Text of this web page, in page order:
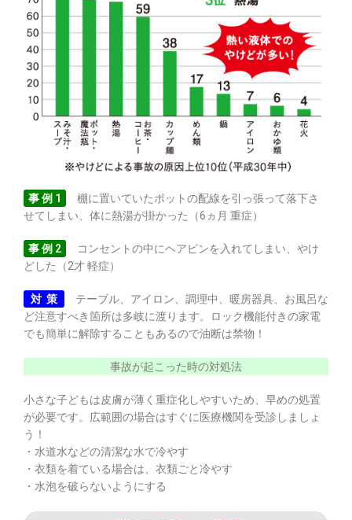
事 例 1
棚に置いていたポットの配線を引っ張って落下さ
せてしまい、体に熱湯が掛かった（6ヵ月 重症）
事 例 2
コンセントの中にヘアピンを入れてしまい、やけ
どした（2才 軽症）
対 策
テーブル、アイロン、調理中、暖房器具、お風呂な
ど注意すべき箇所は多岐に渡ります。ロック機能付きの家電
でも簡単に解除することもあるので油断は禁物！
事故が起こった時の対処法
小さな子どもは皮膚が薄く重症化しやすいため、早めの処置
が必要です。広範囲の場合はすぐに医療機関を受診しましょ
う！
・水道水などの清潔な水で冷やす
・衣類を着ている場合は、衣類ごと冷やす
・水泡を破らないようにする